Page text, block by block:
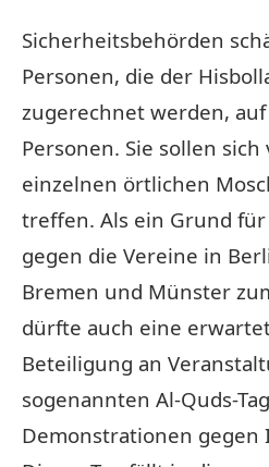
Sicherheitsbehörden
Personen, die der
zugerechnet werden,
Personen. Sie sollen sich
einzelnen örtlichen
treffen. Als ein Grund
gegen die Vereine in
Bremen und Münster
dürfte auch eine
Beteiligung an
sogenannten Al-Quds-
Demonstrationen gegen